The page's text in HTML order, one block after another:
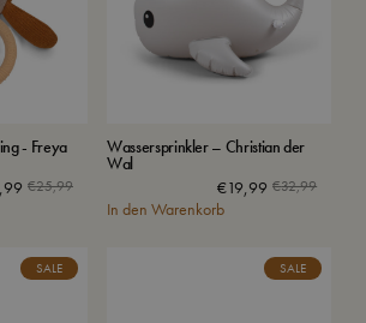
- Freya
€25,99Ursprünglicher
€25,99
Aktueller
€19,99.
Wassersprinkler – Christian der
Wal
€32,99
€32,99
€19,99
In den Warenkorb
SALE SALE